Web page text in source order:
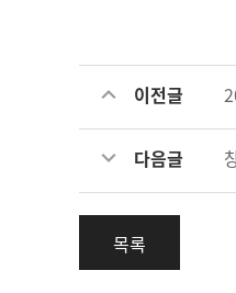
이전글
다음글
목록